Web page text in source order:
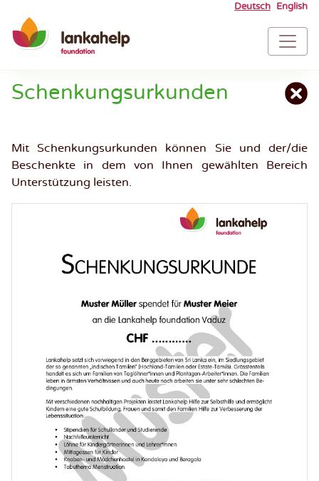
content
Deutsch English
Schenkungsurkunden
Mit Schenkungsurkunden können Sie und der/die
Beschenkte in dem von Ihnen gewählten Bereich
Unterstützung leisten.